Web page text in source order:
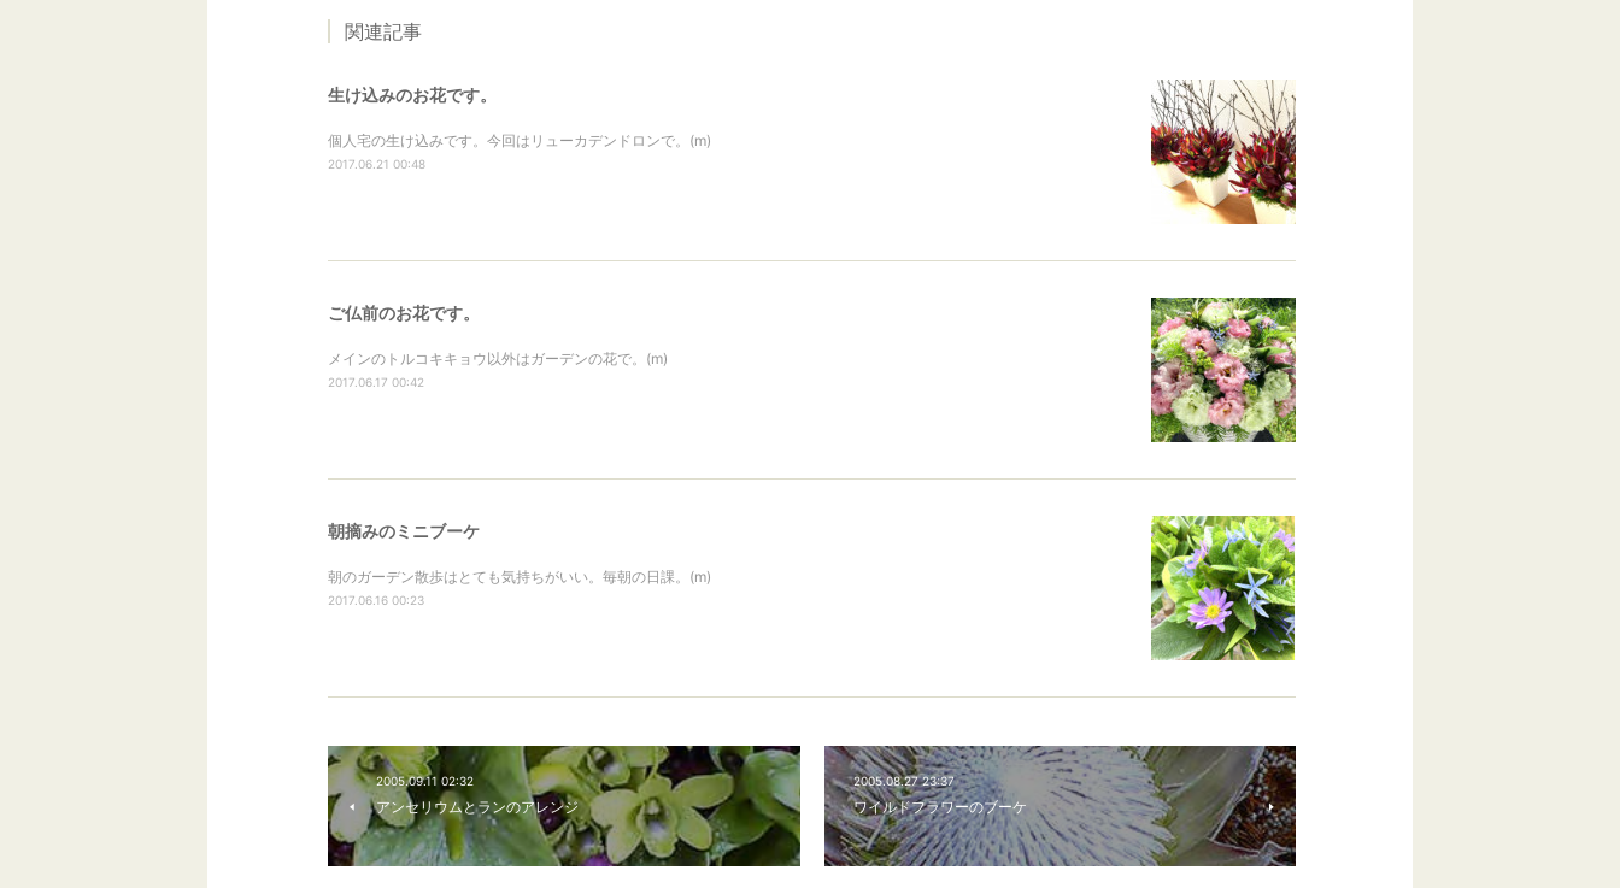
関連記事
生け込みのお花です。
個人宅の生け込みです。今回はリューカデンドロンで。(m)
2017.06.21 00:48
ご仏前のお花です。
メインのトルコキキョウ以外はガーデンの花で。(m)
2017.06.17 00:42
朝摘みのミニブーケ
朝のガーデン散歩はとても気持ちがいい。毎朝の日課。(m)
2017.06.16 00:23
2005.09.11 02:32
アンセリウムとランのアレンジ
2005.08.27 23:37
ワイルドフラワーのブーケ